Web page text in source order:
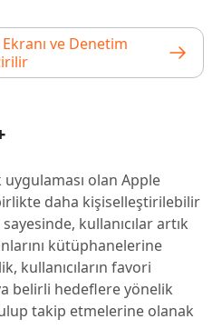
ve Denetim
uygulaması olan Apple
daha kişiselleştirilebilir
kullanıcılar artık
kütüphanelerine
kullanıcıların favori
belirli hedeflere yönelik
takip etmelerine olanak